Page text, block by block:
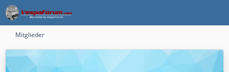
Mitglieder